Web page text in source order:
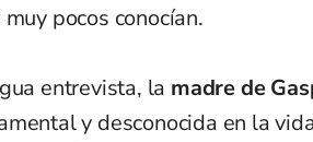
pocos conocían.
entrevista, la madre de
y desconocida en la